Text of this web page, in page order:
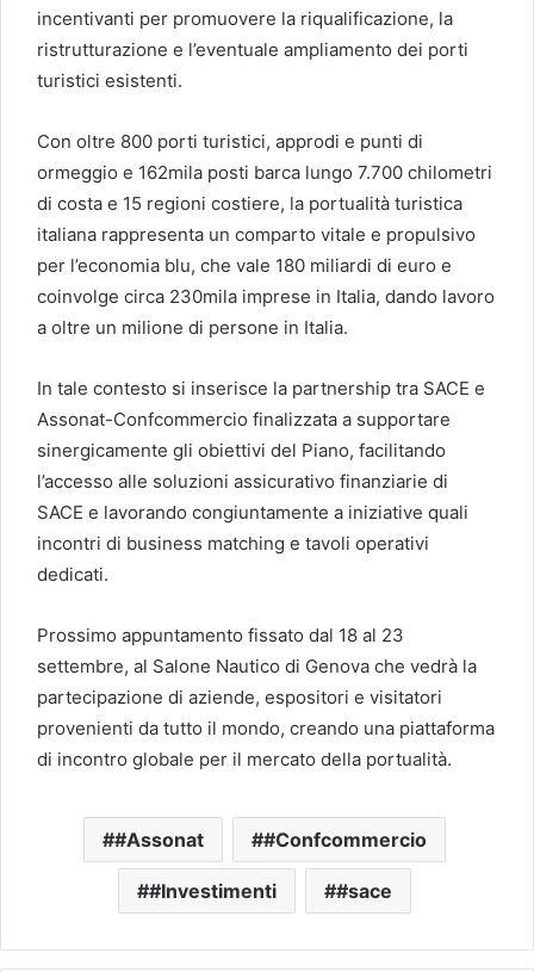
incentivanti per promuovere la riqualificazione, la
ristrutturazione e l’eventuale ampliamento dei porti
turistici esistenti.
Con oltre 800 porti turistici, approdi e punti di
ormeggio e 162mila posti barca lungo 7.700 chilometri
di costa e 15 regioni costiere, la portualità turistica
italiana rappresenta un comparto vitale e propulsivo
per l’economia blu, che vale 180 miliardi di euro e
coinvolge circa 230mila imprese in Italia, dando lavoro
a oltre un milione di persone in Italia.
In tale contesto si inserisce la partnership tra SACE e
Assonat-Confcommercio finalizzata a supportare
sinergicamente gli obiettivi del Piano, facilitando
l’accesso alle soluzioni assicurativo finanziarie di
SACE e lavorando congiuntamente a iniziative quali
incontri di business matching e tavoli operativi
dedicati.
Prossimo appuntamento fissato dal 18 al 23
settembre, al Salone Nautico di Genova che vedrà la
partecipazione di aziende, espositori e visitatori
provenienti da tutto il mondo, creando una piattaforma
di incontro globale per il mercato della portualità.
#Assonat #Confcommercio
#Investimenti #sace